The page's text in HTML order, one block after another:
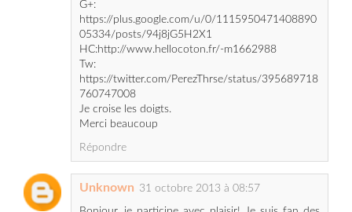
Tw:
https://twitter.com/PerezThrse/status/395689718
760747008
Je croise les doigts.
Merci beaucoup
Répondre
Bonjour, je participe avec plaisir! Je suis fan des
deux pages sur facebook et je suis membre de
ton blog (pseudo marie agnès fayolle) et voici
mon partage: